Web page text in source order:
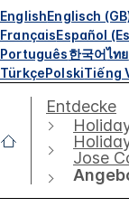
EnglishEnglisch
FrançaisEspañol
Português한국어ไทย
TürkçePolskiTiếng
Entdecke
Jose